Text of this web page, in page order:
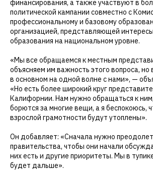
финансирования, а также участвуют в
политической кампании совместно с
профессиональному и базовому
организацией, представляющей
образования на национальном уровне.
«Мы все обращаемся к местным
объясняем им важность этого вопроса,
в основном на одной волне с нами», —
«Но есть более широкий круг
Калифорнии. Нам нужно обращаться к
борются за многие вещи, а я беспокоюсь,
взрослой грамотности будут утоплены».
Он добавляет: «Сначала нужно
правительства, чтобы они начали
них есть и другие приоритеты. Мы в
будет дальше».